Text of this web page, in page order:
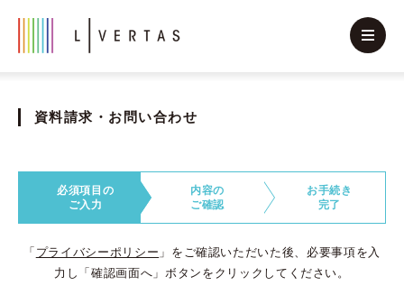
資料請求・お問い合わせ
必須項目の
ご入力
内容の
ご確認
お手続き
完了
「 プライバシーポリシー 」をご確認いただいた後、必要事項を入
力し「確認画面へ」ボタンをクリックしてください。